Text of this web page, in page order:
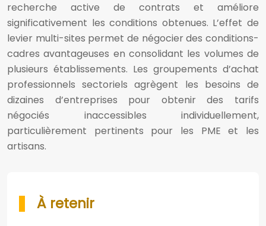
recherche active de contrats et améliore
significativement les conditions obtenues. L’effet de
levier multi-sites permet de négocier des conditions-
cadres avantageuses en consolidant les volumes de
plusieurs établissements. Les groupements d’achat
professionnels sectoriels agrègent les besoins de
dizaines d’entreprises pour obtenir des tarifs
négociés inaccessibles individuellement,
particulièrement pertinents pour les PME et les
artisans.
À retenir